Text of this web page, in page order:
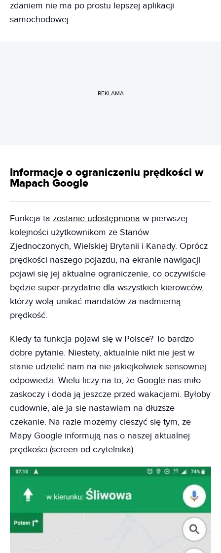
zdaniem nie ma po prostu lepszej aplikacji
samochodowej.
REKLAMA
Informacje o ograniczeniu prędkości w
Mapach Google
Funkcja ta zostanie udostępniona w pierwszej
kolejności użytkownikom ze Stanów
Zjednoczonych, Wielskiej Brytanii i Kanady. Oprócz
prędkości naszego pojazdu, na ekranie nawigacji
pojawi się jej aktualne ograniczenie, co oczywiście
będzie super-przydatne dla wszystkich kierowców,
którzy wolą unikać mandatów za nadmierną
prędkość.
Kiedy ta funkcja pojawi się w Polsce? To bardzo
dobre pytanie. Niestety, aktualnie nikt nie jest w
stanie udzielić nam na nie jakiejkolwiek sensownej
odpowiedzi. Wielu liczy na to, że Google nas miło
zaskoczy i doda ją jeszcze przed wakacjami. Byłoby
cudownie, ale ja się nastawiam na dłuższe
czekanie. Na razie możemy cieszyć się tym, że
Mapy Google informują nas o naszej aktualnej
prędkości (screen od czytelnika).